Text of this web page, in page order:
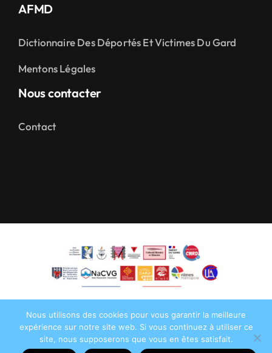
AFMD
Dictionnaire Des Déportés Et Victimes Du Gard
Mentons Légales
Nous contacter
Contact
©2026•AFMD DT 30• Tous droits réservés •
Nous utilisons des cookies pour vous garantir la meilleure
expérience sur notre site web. Si vous continuez à utiliser ce
site, nous supposerons que vous en êtes satisfait.